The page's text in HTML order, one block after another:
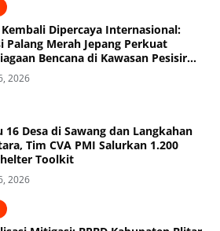
Kembali Dipercaya Internasional:
Palang Merah Jepang Perkuat
Bencana di Kawasan Pesisir
2026
16 Desa di Sawang dan Langkahan
Tim CVA PMI Salurkan 1.200
Toolkit
2026